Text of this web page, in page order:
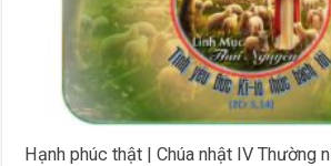
Hạnh phúc thật | Chúa nhật IV Thường